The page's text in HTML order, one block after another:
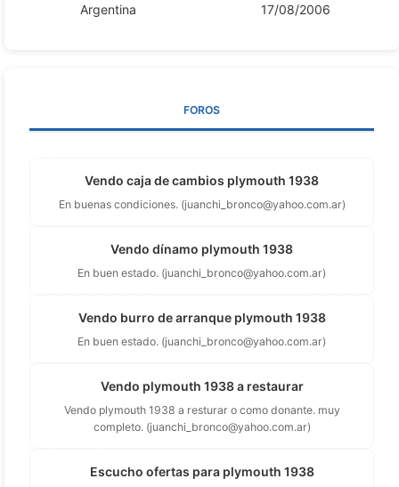
Argentina 17/08/2006
FOROS
Vendo caja de cambios plymouth 1938
En buenas condiciones. (juanchi_bronco@yahoo.com.ar)
Vendo dínamo plymouth 1938
En buen estado. (juanchi_bronco@yahoo.com.ar)
Vendo burro de arranque plymouth 1938
En buen estado. (juanchi_bronco@yahoo.com.ar)
Vendo plymouth 1938 a restaurar
Vendo plymouth 1938 a resturar o como donante. muy
completo. (juanchi_bronco@yahoo.com.ar)
Escucho ofertas para plymouth 1938